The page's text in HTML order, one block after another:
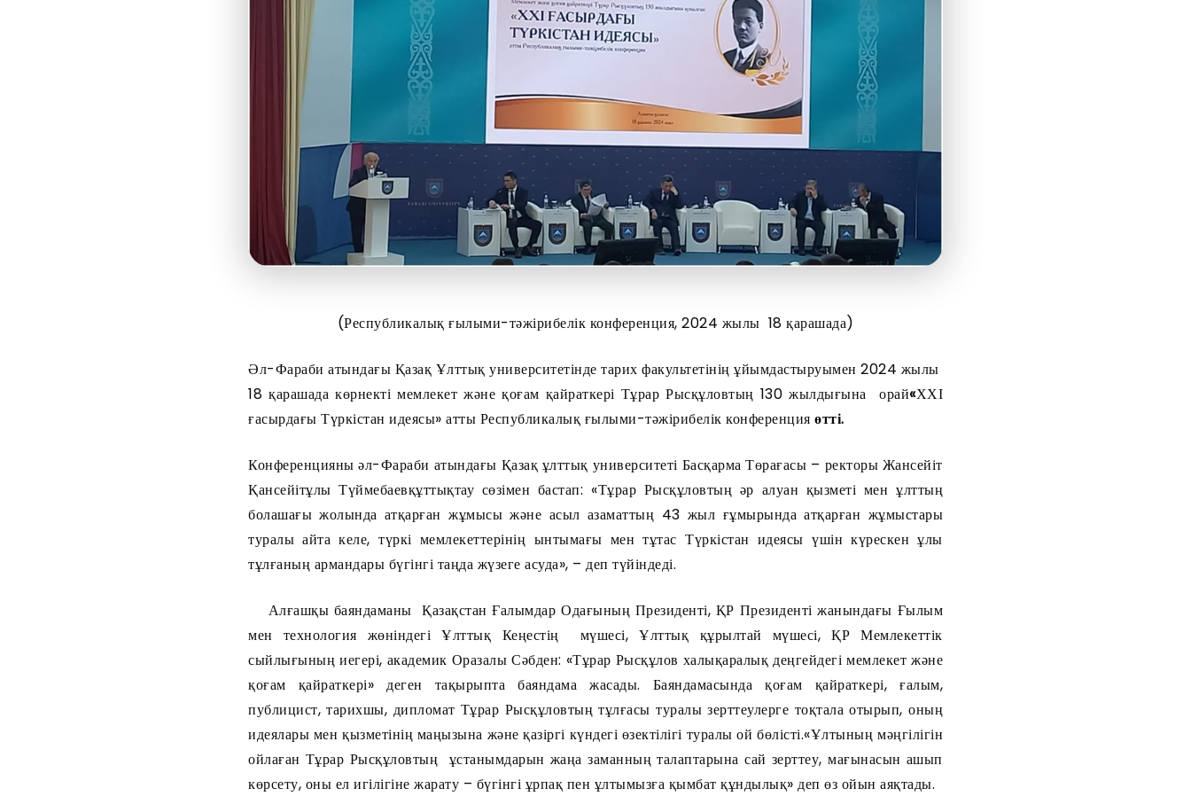
(Республикалық ғылыми-тәжірибелік конференция, 2024 жылы 18 қарашада)
Әл-Фараби атындағы Қазақ Ұлттық университетінде тарих факультетінің ұйымдастыруымен 2024 жылы
18 қарашада көрнекті мемлекет және қоғам қайраткері Тұрар Рысқұловтың 130 жылдығына орай«ХХІ
ғасырдағы Түркістан идеясы» атты Республикалық ғылыми-тәжірибелік конференция өтті.
Конференцияны әл-Фараби атындағы Қазақ ұлттық университеті Басқарма Төрағасы – ректоры Жансейіт
Қансейітұлы Түймебаевқұттықтау сөзімен бастап: «Тұрар Рысқұловтың әр алуан қызметі мен ұлттың
болашағы жолында атқарған жұмысы және асыл азаматтың 43 жыл ғұмырында атқарған жұмыстары
туралы айта келе, түркі мемлекеттерінің ынтымағы мен тұтас Түркістан идеясы үшін күрескен ұлы
тұлғаның армандары бүгінгі таңда жүзеге асуда», – деп түйіндеді.
Алғашқы баяндаманы Қазақстан Ғалымдар Одағының Президенті, ҚР Президенті жанындағы Ғылым
мен технология жөніндегі Ұлттық Кеңестің мүшесі, Ұлттық құрылтай мүшесі, ҚР Мемлекеттік
сыйлығының иегері, академик Оразалы Сәбден: «Тұрар Рысқұлов халықаралық деңгейдегі мемлекет және
қоғам қайраткері» деген тақырыпта баяндама жасады. Баяндамасында қоғам қайраткері, ғалым,
публицист, тарихшы, дипломат Тұрар Рысқұловтың тұлғасы туралы зерттеулерге тоқтала отырып, оның
идеялары мен қызметінің маңызына және қазіргі күндегі өзектілігі туралы ой бөлісті.«Ұлтының мәңгілігін
ойлаған Тұрар Рысқұловтың ұстанымдарын жаңа заманның талаптарына сай зерттеу, мағынасын ашып
көрсету, оны ел игілігіне жарату – бүгінгі ұрпақ пен ұлтымызға қымбат құндылық» деп өз ойын аяқтады.